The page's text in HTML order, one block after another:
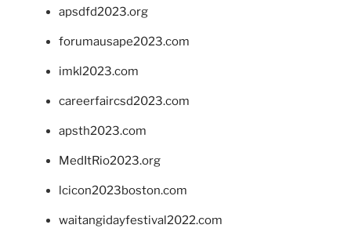
apsdfd2023.org
forumausape2023.com
imkl2023.com
careerfaircsd2023.com
apsth2023.com
MedItRio2023.org
lcicon2023boston.com
waitangidayfestival2022.com